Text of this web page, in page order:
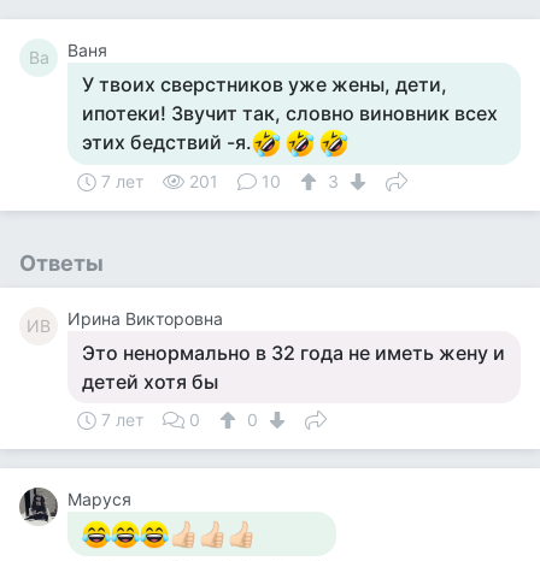
Ва Ваня
У твоих сверстников уже жены, дети,
ипотеки! Звучит так, словно виновник всех
этих бедствий -я.
7 лет 201 10 3
Ответы
ИВ Ирина Викторовна
Это ненормально в 32 года не иметь жену и
детей хотя бы
7 лет 0 0
Маруся